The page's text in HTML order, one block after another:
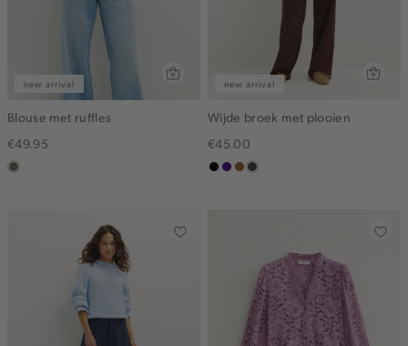
new arrival
Blouse met ruffles
€49.95
middenbruin
new arrival
Wijde broek met plooien
€45.00
zwart
indigo
deepmocca
choco